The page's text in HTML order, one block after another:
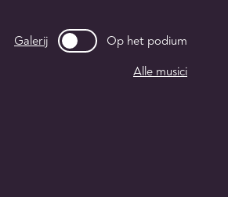
Galerij
Op het podium
Alle musici